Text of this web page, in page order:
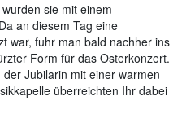
sie mit einem
an diesem Tag eine
war, fuhr man bald nachher ins
Form für das Osterkonzert.
Jubilarin mit einer warmen
überreichten Ihr dabei